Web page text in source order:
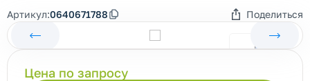
Артикул:0640671788 Поделиться
Цена по запросу